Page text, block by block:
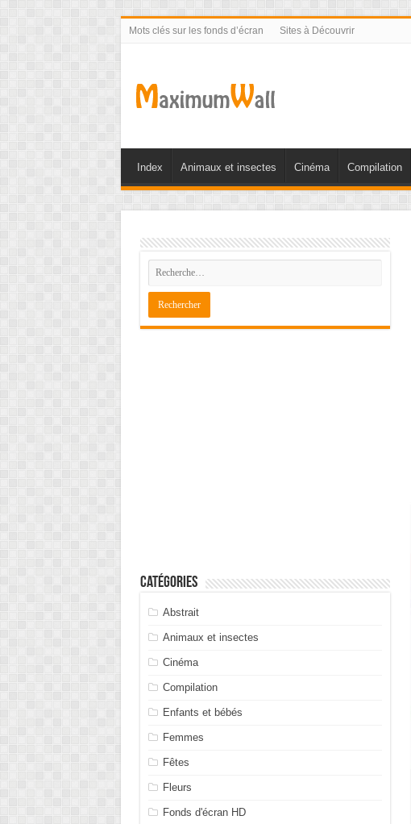
Mots clés sur les fonds d’écran Sites à Découvrir
Index Animaux et insectes Cinéma Compilation
Catégories
Abstrait
Animaux et insectes
Cinéma
Compilation
Enfants et bébés
Femmes
Fêtes
Fleurs
Fonds d'écran HD